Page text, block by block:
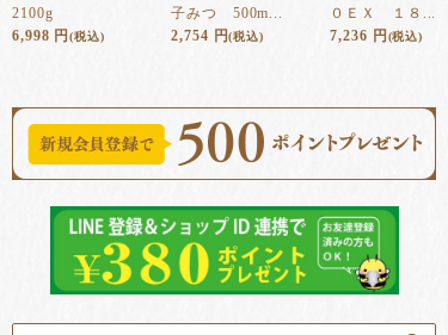
2100g
6,998 円(税込)
子みつ 500m...
2,754 円(税込)
０ＥＸ １８...
7,236 円(税込)